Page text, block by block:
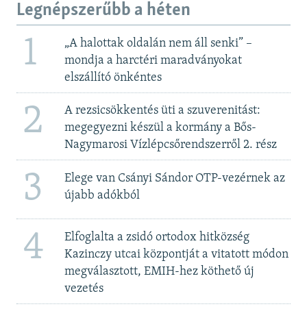
Legnépszerűbb a héten
1
„A halottak oldalán nem áll senki” –
mondja a harctéri maradványokat
elszállító önkéntes
2
A rezsicsökkentés üti a szuverenitást:
megegyezni készül a kormány a Bős-
Nagymarosi Vízlépcsőrendszerről 2. rész
3
Elege van Csányi Sándor OTP-vezérnek az
újabb adókból
4
Elfoglalta a zsidó ortodox hitközség
Kazinczy utcai központját a vitatott módon
megválasztott, EMIH-hez köthető új
vezetés